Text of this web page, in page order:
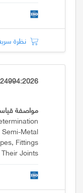
نظرة
مواصفة
Metal
Fittings
Joints